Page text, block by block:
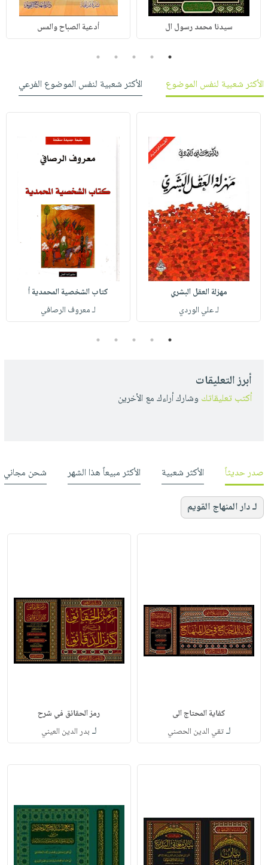
سيدنا محمد رسول ال أدعية الصباح والمس
1
2
3
4
5
الأكثر شعبية لنفس الموضوع
الأكثر شعبية لنفس الموضوع الفرعي
مهزلة العقل البشري
لـ علي الوردي
كتاب الشخصية المحمدية أ
لـ معروف الرصافي
1
2
3
4
5
أبرز التعليقات
أكتب تعليقاتك وشارك أراءك مع الأخرين
صدر حديثاً الأكثر شعبية الأكثر مبيعاً هذا الشهر شحن مجاني
لـ دار المنهاج القويم
كفاية المحتاج الى
لـتقي الدين الحصني
رمز الحقائق في شرح
لـ بدر الدين العيني